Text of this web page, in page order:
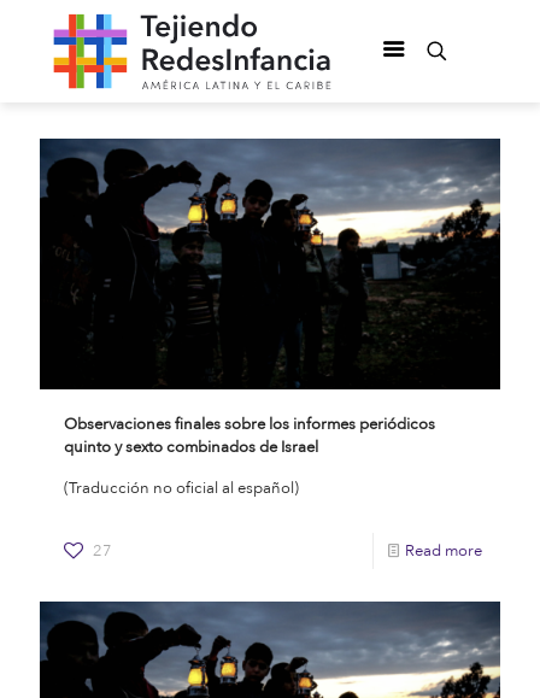
Observaciones finales sobre los informes periódicos
quinto y sexto combinados de Israel
(Traducción no oficial al español)
27 Read more